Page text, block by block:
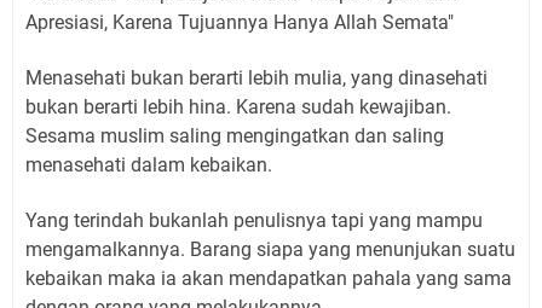
Apresiasi, Karena Tujuannya Hanya Allah Semata"
Menasehati bukan berarti lebih mulia, yang dinasehati
bukan berarti lebih hina. Karena sudah kewajiban.
Sesama muslim saling mengingatkan dan saling
menasehati dalam kebaikan.
Yang terindah bukanlah penulisnya tapi yang mampu
mengamalkannya. Barang siapa yang menunjukan suatu
kebaikan maka ia akan mendapatkan pahala yang sama